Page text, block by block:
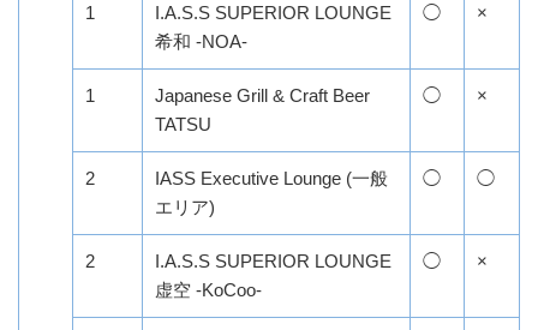
1
I.A.S.S SUPERIOR LOUNGE
希和 -NOA-
◯ ×
1
Japanese Grill & Craft Beer
TATSU
◯ ×
2
IASS Executive Lounge (一般
エリア)
◯ ◯
2
I.A.S.S SUPERIOR LOUNGE
虚空 -KoCoo-
◯ ×